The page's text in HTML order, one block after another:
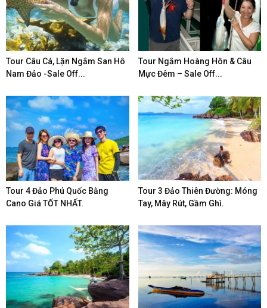
Tour Câu Cá, Lặn Ngắm San Hô
Nam Đảo -Sale Off...
Tour Ngắm Hoàng Hôn & Câu
Mực Đêm – Sale Off...
Tour 4 Đảo Phú Quốc Bằng
Cano Giá TỐT NHẤT.
Tour 3 Đảo Thiên Đường: Móng
Tay, Mây Rút, Gầm Ghì.